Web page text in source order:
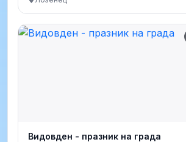
Видовден - празник на града